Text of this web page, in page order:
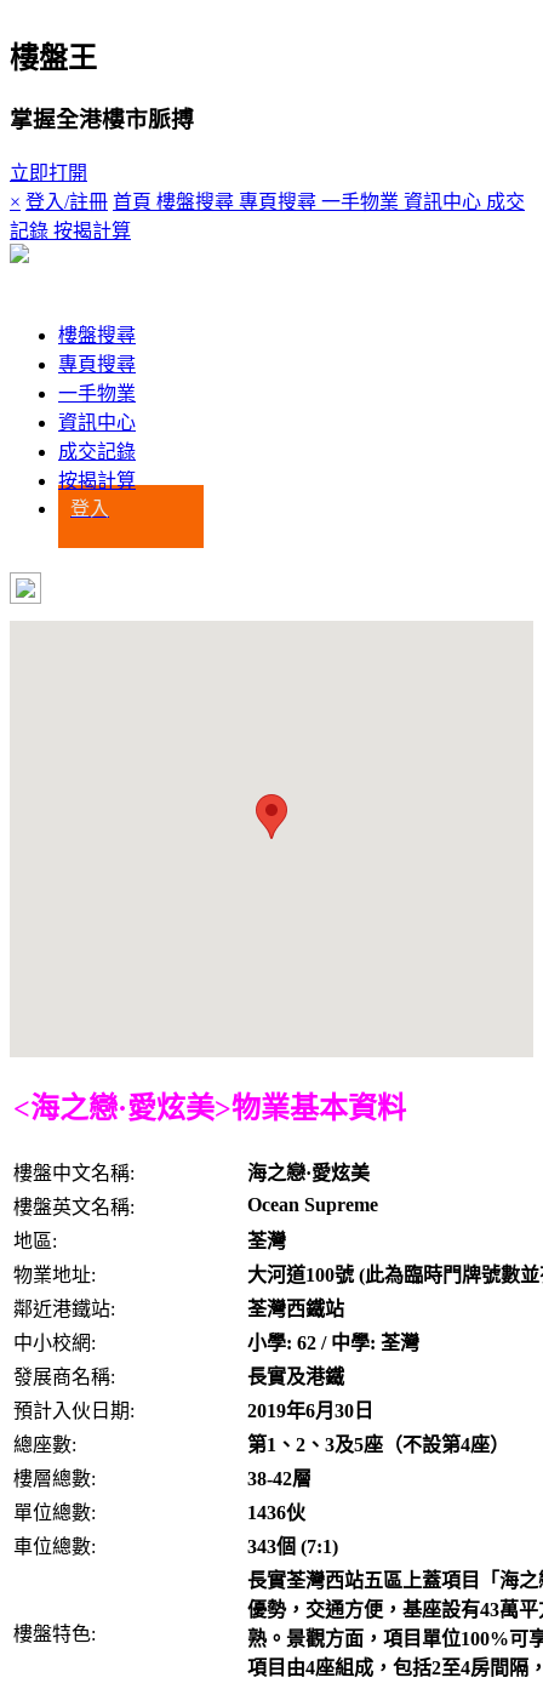
樓盤王
掌握全港樓市脈搏
立即打開
× 登入/註冊 首頁 樓盤搜尋 專頁搜尋 一手物業 資訊中心 成交
記錄 按揭計算
樓盤搜尋
專頁搜尋
一手物業
資訊中心
成交記錄
按揭計算
登入
<海之戀·愛炫美>物業基本資料
樓盤中文名稱:
海之戀·愛炫美
樓盤英文名稱:
Ocean Supreme
地區:
荃灣
物業地址:
大河道100號 (此為臨時門牌號數
鄰近港鐵站:
荃灣西鐵站
中小校網:
小學: 62 / 中學: 荃灣
發展商名稱:
長實及港鐵
預計入伙日期:
2019年6月30日
總座數:
第1、2、3及5座（不設第4座）
樓層總數:
38-42層
單位總數:
1436伙
車位總數:
343個 (7:1)
樓盤特色:
長實荃灣西站五區上蓋項目「海
優勢，交通方便，基座設有43萬
熟。景觀方面，項目單位100%可
項目由4座組成，包括2至4房間隔